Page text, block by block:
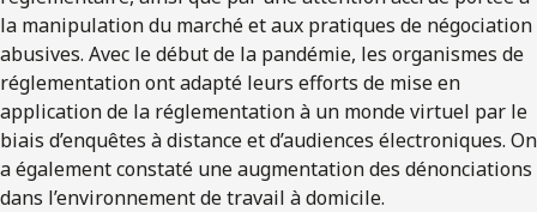
la manipulation du marché et aux pratiques de négociation
abusives. Avec le début de la pandémie, les organismes de
réglementation ont adapté leurs efforts de mise en
application de la réglementation à un monde virtuel par le
biais d’enquêtes à distance et d’audiences électroniques. On
a également constaté une augmentation des dénonciations
dans l’environnement de travail à domicile.